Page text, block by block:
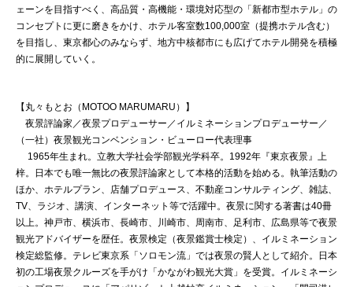
ェーンを目指すべく、高品質・高機能・環境対応型の「新都市型ホテル」の
コンセプトに更に磨きをかけ、ホテル客室数100,000室（提携ホテル含む）
を目指し、東京都心のみならず、地方中核都市にも広げてホテル開発を積極
的に展開していく。
【丸々もとお（MOTOO MARUMARU）】
夜景評論家／夜景プロデューサー／イルミネーションプロデューサー／
（一社）夜景観光コンベンション・ビューロー代表理事
1965年生まれ。立教大学社会学部観光学科卒。1992年『東京夜景』上
梓。日本でも唯一無比の夜景評論家として本格的活動を始める。執筆活動の
ほか、ホテルプラン、店舗プロデュース、不動産コンサルティング、雑誌、
TV、ラジオ、講演、インターネット等で活躍中。夜景に関する著書は40冊
以上。神戸市、横浜市、長崎市、川崎市、周南市、足利市、広島県等で夜景
観光アドバイザーを歴任。夜景検定（夜景鑑賞士検定）、イルミネーション
検定総監修。テレビ東京系「ソロモン流」では夜景の賢人として紹介。日本
初の工場夜景クルーズを手がけ「かながわ観光大賞」を受賞。イルミネーシ